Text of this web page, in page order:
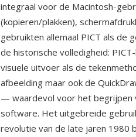
integraal voor de Macintosh-
(kopieren/plakken),
gebruikten allemaal PICT als de
de historische volledigheid:
visuele uitvoer als de
afbeelding maar ook de
— waardevol voor het begrijpen
software. Het uitgebreide
revolutie van de late jaren 1980